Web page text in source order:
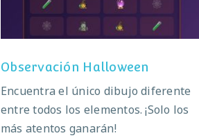
Observación Halloween
Encuentra el único dibujo diferente
entre todos los elementos. ¡Solo los
más atentos ganarán!